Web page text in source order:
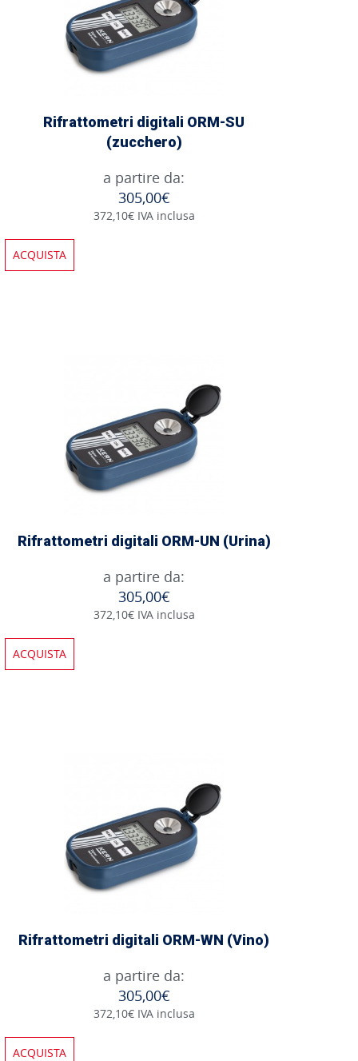
Rifrattometri digitali ORM-SU
(zucchero)
a partire da:
305,00€
372,10€ IVA inclusa
ACQUISTA
Rifrattometri digitali ORM-UN (Urina)
a partire da:
305,00€
372,10€ IVA inclusa
ACQUISTA
Rifrattometri digitali ORM-WN (Vino)
a partire da:
305,00€
372,10€ IVA inclusa
ACQUISTA